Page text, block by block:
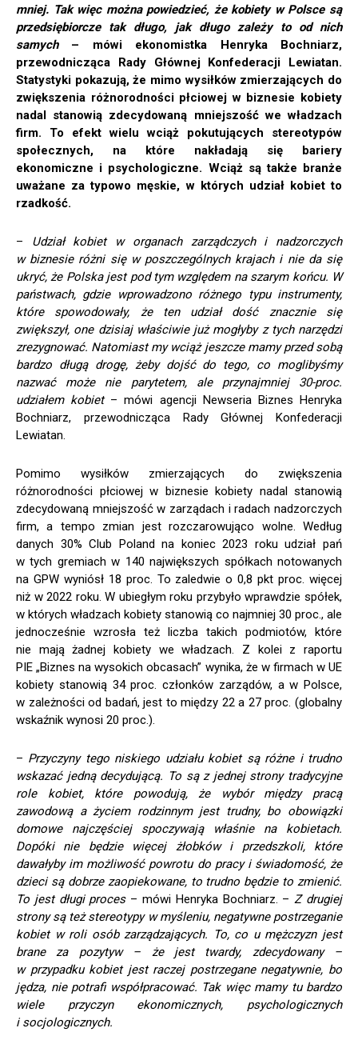
mniej. Tak więc można powiedzieć, że kobiety w Polsce są
przedsiębiorcze tak długo, jak długo zależy to od nich
samych – mówi ekonomistka Henryka Bochniarz,
przewodnicząca Rady Głównej Konfederacji Lewiatan.
Statystyki pokazują, że mimo wysiłków zmierzających do
zwiększenia różnorodności płciowej w biznesie kobiety
nadal stanowią zdecydowaną mniejszość we władzach
firm. To efekt wielu wciąż pokutujących stereotypów
społecznych, na które nakładają się bariery
ekonomiczne i psychologiczne. Wciąż są także branże
uważane za typowo męskie, w których udział kobiet to
rzadkość.
– Udział kobiet w organach zarządczych i nadzorczych
w biznesie różni się w poszczególnych krajach i nie da się
ukryć, że Polska jest pod tym względem na szarym końcu. W
państwach, gdzie wprowadzono różnego typu instrumenty,
które spowodowały, że ten udział dość znacznie się
zwiększył, one dzisiaj właściwie już mogłyby z tych narzędzi
zrezygnować. Natomiast my wciąż jeszcze mamy przed sobą
bardzo długą drogę, żeby dojść do tego, co moglibyśmy
nazwać może nie parytetem, ale przynajmniej 30-proc.
udziałem kobiet – mówi agencji Newseria Biznes Henryka
Bochniarz, przewodnicząca Rady Głównej Konfederacji
Lewiatan.
Pomimo wysiłków zmierzających do zwiększenia
różnorodności płciowej w biznesie kobiety nadal stanowią
zdecydowaną mniejszość w zarządach i radach nadzorczych
firm, a tempo zmian jest rozczarowująco wolne. Według
danych 30% Club Poland na koniec 2023 roku udział pań
w tych gremiach w 140 największych spółkach notowanych
na GPW wyniósł 18 proc. To zaledwie o 0,8 pkt proc. więcej
niż w 2022 roku. W ubiegłym roku przybyło wprawdzie spółek,
w których władzach kobiety stanowią co najmniej 30 proc., ale
jednocześnie wzrosła też liczba takich podmiotów, które
nie mają żadnej kobiety we władzach. Z kolei z raportu
PIE „Biznes na wysokich obcasach” wynika, że w firmach w UE
kobiety stanowią 34 proc. członków zarządów, a w Polsce,
w zależności od badań, jest to między 22 a 27 proc. (globalny
wskaźnik wynosi 20 proc.).
– Przyczyny tego niskiego udziału kobiet są różne i trudno
wskazać jedną decydującą. To są z jednej strony tradycyjne
role kobiet, które powodują, że wybór między pracą
zawodową a życiem rodzinnym jest trudny, bo obowiązki
domowe najczęściej spoczywają właśnie na kobietach.
Dopóki nie będzie więcej żłobków i przedszkoli, które
dawałyby im możliwość powrotu do pracy i świadomość, że
dzieci są dobrze zaopiekowane, to trudno będzie to zmienić.
To jest długi proces– mówi Henryka Bochniarz. – Z drugiej
strony są też stereotypy w myśleniu, negatywne postrzeganie
kobiet w roli osób zarządzających. To, co u mężczyzn jest
brane za pozytyw – że jest twardy, zdecydowany –
w przypadku kobiet jest raczej postrzegane negatywnie, bo
jędza, nie potrafi współpracować. Tak więc mamy tu bardzo
wiele przyczyn ekonomicznych, psychologicznych
i socjologicznych.